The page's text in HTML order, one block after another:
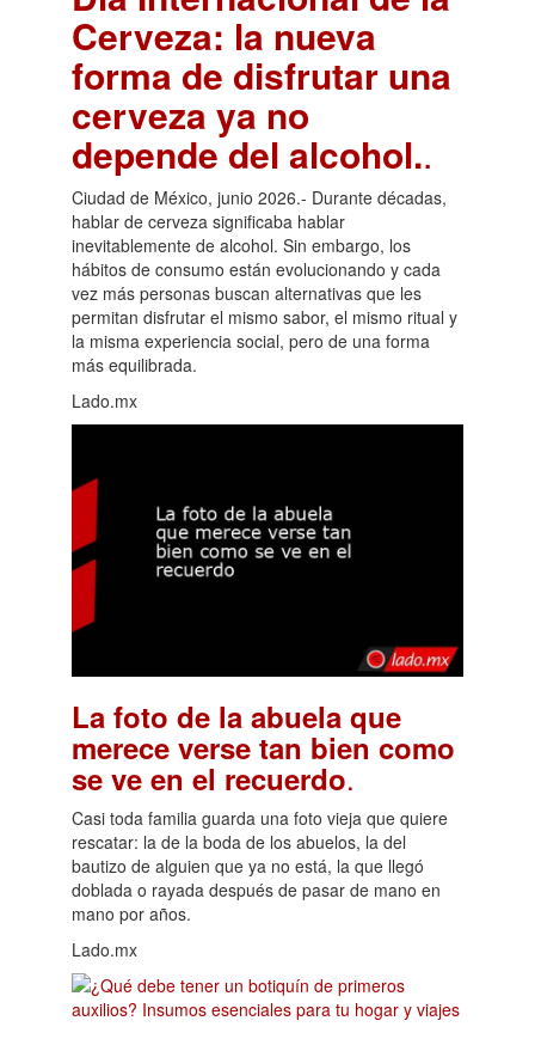
Cerveza: la nueva
forma de disfrutar una
cerveza ya no
depende del alcohol..
Ciudad de México, junio 2026.- Durante décadas,
hablar de cerveza significaba hablar
inevitablemente de alcohol. Sin embargo, los
hábitos de consumo están evolucionando y cada
vez más personas buscan alternativas que les
permitan disfrutar el mismo sabor, el mismo ritual y
la misma experiencia social, pero de una forma
más equilibrada.
Lado.mx
La foto de la abuela que
merece verse tan bien como
se ve en el recuerdo.
Casi toda familia guarda una foto vieja que quiere
rescatar: la de la boda de los abuelos, la del
bautizo de alguien que ya no está, la que llegó
doblada o rayada después de pasar de mano en
mano por años.
Lado.mx